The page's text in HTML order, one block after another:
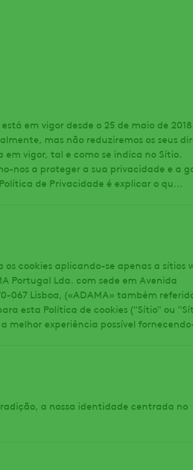
em vigor desde o 25 de maio de 2018.
mas não reduziremos os seus
vigor, tal e como se indica no Sítio.
nos a proteger a sua privacidade e a
de Privacidade é explicar o qu...
cookies aplicando-se apenas a sítios
Portugal Lda. com sede em Avenida
067 Lisboa, («ADAMA» também
esta Política de cookies ("Sítio" ou
melhor experiência possível
a nossa identidade centrada no